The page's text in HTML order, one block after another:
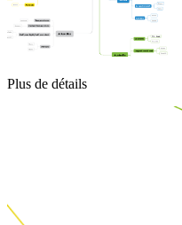
Plus de détails